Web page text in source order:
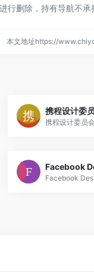
删除，持有导航不承
本文地址https://
携程设计委
携程设计委员
Facebook
Facebook